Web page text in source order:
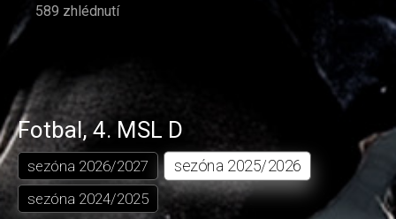
589 zhlédnutí
Fotbal,4. MSL D
sezóna 2026/2027 sezóna 2025/2026
sezóna 2024/2025